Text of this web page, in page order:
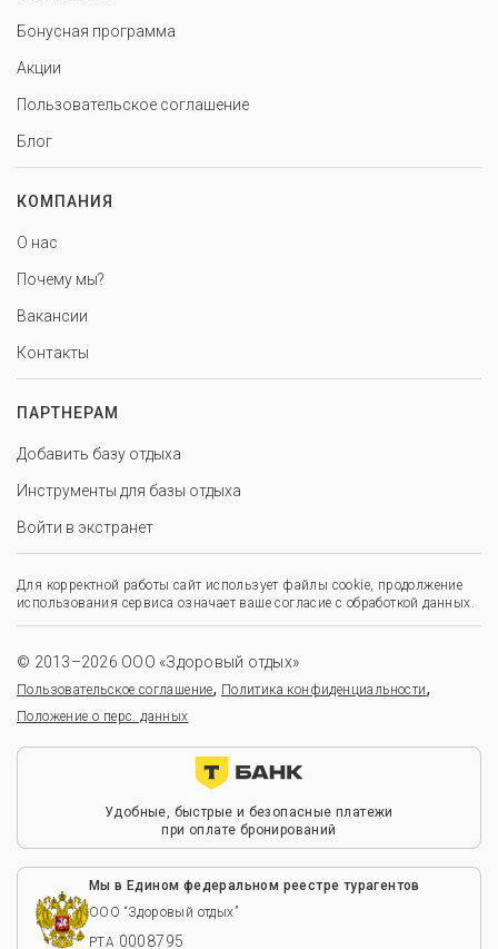
Бонусная программа
Акции
Пользовательское соглашение
Блог
КОМПАНИЯ
О нас
Почему мы?
Вакансии
Контакты
ПАРТНЕРАМ
Добавить базу отдыха
Инструменты для базы отдыха
Войти в экстранет
Для корректной работы сайт использует файлы cookie, продолжение
использования сервиса означает ваше согласие с обработкой данных.
© 2013–2026 ООО «Здоровый отдых»
Пользовательское соглашение, Политика конфиденциальности,
Положение о перс. данных
Удобные, быстрые и безопасные платежи
при оплате бронирований
Мы в Едином федеральном реестре турагентов
ООО “Здоровый отдых”
РТА 0008795